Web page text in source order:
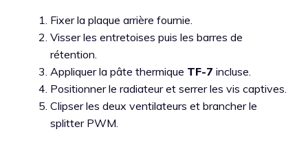
Fixer la plaque arrière fournie.
Visser les entretoises puis les barres de
rétention.
Appliquer la pâte thermique TF-7 incluse.
Positionner le radiateur et serrer les vis captives.
Clipser les deux ventilateurs et brancher le
splitter PWM.